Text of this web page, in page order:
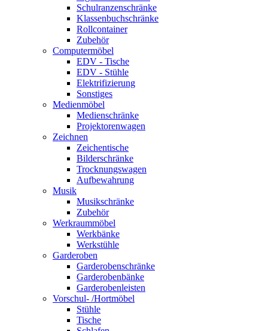
Schulranzenschränke
Klassenbuchschränke
Rollcontainer
Zubehör
Computermöbel
EDV - Tische
EDV - Stühle
Elektrifizierung
Sonstiges
Medienmöbel
Medienschränke
Projektorenwagen
Zeichnen
Zeichentische
Bilderschränke
Trocknungswagen
Aufbewahrung
Musik
Musikschränke
Zubehör
Werkraummöbel
Werkbänke
Werkstühle
Garderoben
Garderobenschränke
Garderobenbänke
Garderobenleisten
Vorschul- /Hortmöbel
Stühle
Tische